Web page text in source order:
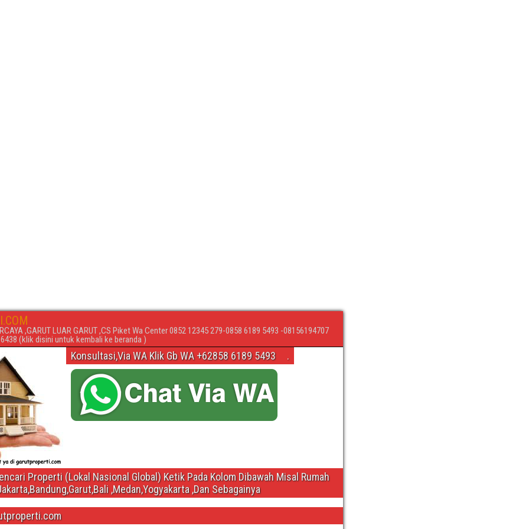
,GARUT LUAR GARUT ,CS Piket Wa Center 0852 12345 279-0858 6189 5493 -08156194707
6438 (klik disini untuk kembali ke beranda )
Konsultasi,Via WA Klik Gb WA +62858 6189 5493 .
Properti (Lokal Nasional Global) Ketik Pada Kolom Dibawah Misal Rumah
,Medan,Yogyakarta ,Dan Sebagainya